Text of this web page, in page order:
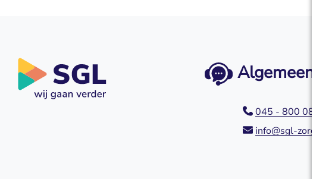
Algemeen
045 - 800 0800
info@sgl-zorg.nl